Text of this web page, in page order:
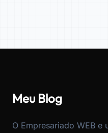
Meu Blog
O Empresariado WEB e